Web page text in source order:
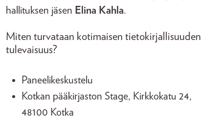
hallituksen jäsen Elina Kahla.
Miten turvataan kotimaisen tietokirjallisuuden
tulevaisuus?
Paneelikeskustelu
Kotkan pääkirjaston Stage, Kirkkokatu 24,
48100 Kotka